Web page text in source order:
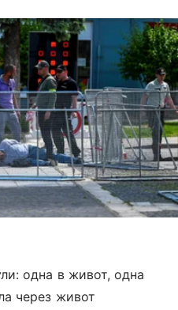
одна в живот, одна
через живот